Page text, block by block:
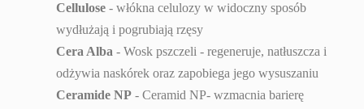
Cellulose - włókna celulozy w widoczny sposób
wydłużają i pogrubiają rzęsy
Cera Alba - Wosk pszczeli - regeneruje, natłuszcza i
odżywia naskórek oraz zapobiega jego wysuszaniu
Ceramide NP - Ceramid NP- wzmacnia barierę